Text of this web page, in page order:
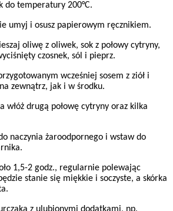
do temperatury 200°C.
umyj i osusz papierowym ręcznikiem.
oliwę z oliwek, sok z połowy cytryny,
czosnek, sól i pieprz.
wcześniej sosem z ziół i
zewnątrz, jak i w środku.
włóż drugą połowę cytryny oraz kilka
naczynia żaroodpornego i wstaw do
1,5-2 godz., regularnie polewając
stanie się miękkie i soczyste, a skórka